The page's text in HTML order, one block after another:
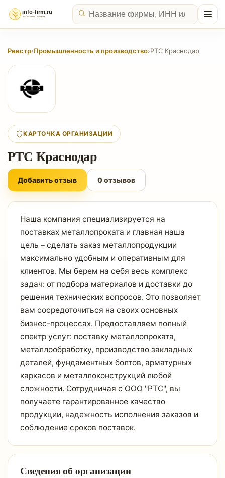
Реестр›Промышленность и производство›РТС Краснодар
КАРТОЧКА ОРГАНИЗАЦИИ
РТС Краснодар
Добавить отзыв 0 отзывов
Наша компания специализируется на
поставках металлопроката и главная наша
цель – сделать заказ металлопродукции
максимально удобным и оперативным для
клиентов. Мы берем на себя весь комплекс
задач: от подбора материалов и доставки до
решения технических вопросов. Это позволяет
вам сосредоточиться на своих основных
бизнес-процессах. Предоставляем полный
спектр услуг: поставку металлопроката,
металлообработку, производство закладных
деталей, фундаментных болтов, арматурных
каркасов и металлоконструкций любой
сложности. Сотрудничая с ООО "РТС", вы
получаете гарантированное качество
продукции, надежность исполнения заказов и
соблюдение сроков поставок.
Сведения об организации